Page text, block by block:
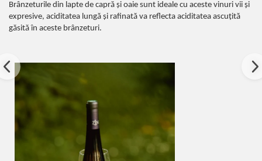
Brânzeturile din lapte de capră și oaie sunt ideale cu aceste vinuri vii și
expresive, aciditatea lungă și rafinată va reflecta aciditatea ascuțită
găsită în aceste brânzeturi.